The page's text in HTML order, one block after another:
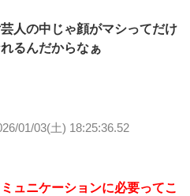
人の中じゃ顔がマシってだけ
るんだからなぁ
01/03(土) 18:25:36.52
ュニケーションに必要ってこ